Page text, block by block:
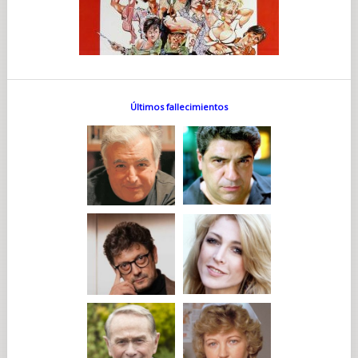
las semanas de ensayos y conversaciones, la precisa dirección
de Anderson y a «muchísimo trabajo duro»: «Es un papel
Como también lo es el de Bjorn, interpretado por Cera, que
vida Bjorn, tutor noruego y entomólogo, Cera aportó su
«Era a la persona que queríamos desde el principio», dice
consideramos a ningún otro candidato para el papel. Fue él
quien inventó el comportamiento, el acento y el aspecto de
«El personaje aparecía reflejado de un modo muy muy
completo en el guion», explica Cera. «La primera vez que lo
abordamos, creo que a Wes le sorprendió que le hablara
sobre cómo hacer el acento. Ni qué decir tiene que él había
especificado que era noruego, así que era lógico, pero creo
que Wes no había pensado en cómo debía ser hasta que se lo
mencioné. En todo caso, juntos encontramos la opción
idónea, la adoptamos y partimos de ahí».
Mia Threapleton, con solo veintitrés años, se embarcó con
este proyecto en unos de sus primeros papeles protagonistas,
por mucho que cueste creerlo, para encarnar a un personaje
en torno a cuyo punto de vista se desarrolla la acción. «En
cuanto tuvimos a Mia tuvimos a la auténtica Liesl», dice Wes.
El director de casting Douglas Aibel nos brinda más detalles:
Últimos fallecimientos